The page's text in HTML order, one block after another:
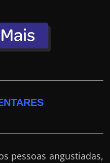
pessoas angustiadas,